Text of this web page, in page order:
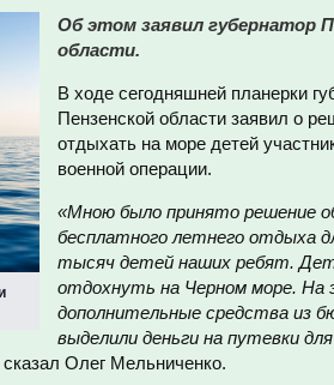
Об этом заявил губернатор
области.
В ходе сегодняшней планерки
Пензенской области заявил о
отдыхать на море детей
военной операции.
«Мною было принято решение
бесплатного летнего отдыха
тысяч детей наших ребят.
отдохнуть на Черном море. На
дополнительные средства из
выделили деньги на путевки
сказал Олег Мельниченко.